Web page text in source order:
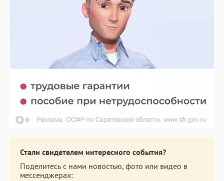
Стали свидетелем интересного события?
Поделитесь с нами новостью, фото или видео в
мессенджерах: